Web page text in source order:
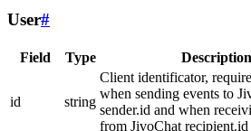
User#
Field Type Description
id string
Client identificator,
when sending events to
sender.id and when
from JivoChat recipient.id